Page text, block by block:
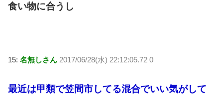
食い物に合うし
15: 名無しさん 2017/06/28(水) 22:12:05.72 0
最近は甲類で笠間市してる混合でいい気がして